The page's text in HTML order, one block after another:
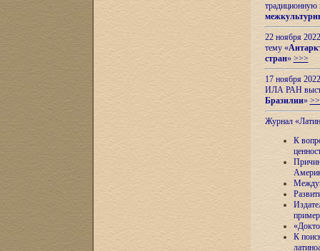
22 ноября
тему «
стран» >>>
17 ноября
ИЛА РАН
Бразилии»
Журнал
К
К